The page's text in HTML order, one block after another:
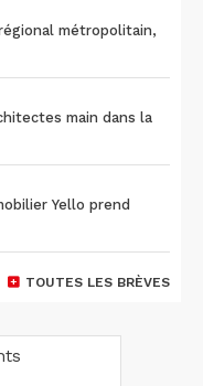
métropolitain,
main dans la
Yello prend
TOUTES LES BRÈVES